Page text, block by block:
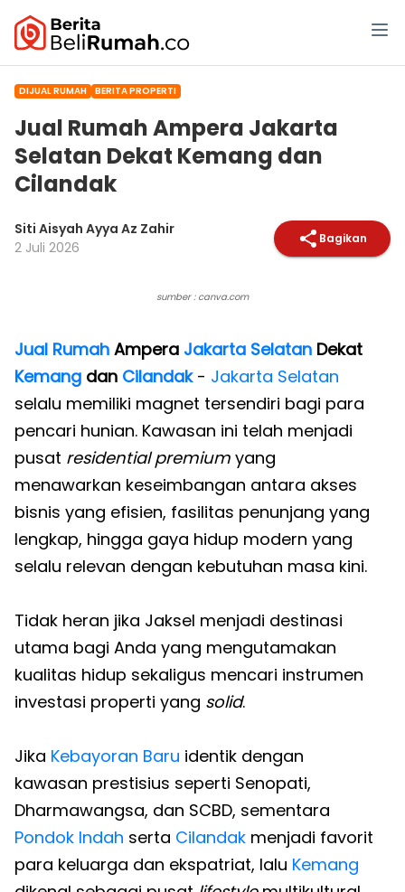
DIJUAL RUMAH BERITA PROPERTI
Jual Rumah Ampera Jakarta
Selatan Dekat Kemang dan
Cilandak
Siti Aisyah Ayya Az Zahir
2 Juli 2026
Bagikan
sumber : canva.com
Jual Rumah Ampera Jakarta Selatan Dekat
Kemang dan Cilandak- Jakarta Selatan
selalu memiliki magnet tersendiri bagi para
pencari hunian. Kawasan ini telah menjadi
pusat residential premium yang
menawarkan keseimbangan antara akses
bisnis yang efisien, fasilitas penunjang yang
lengkap, hingga gaya hidup modern yang
selalu relevan dengan kebutuhan masa kini.
Tidak heran jika Jaksel menjadi destinasi
utama bagi Anda yang mengutamakan
kualitas hidup sekaligus mencari instrumen
investasi properti yang solid.
Jika Kebayoran Baru identik dengan
kawasan prestisius seperti Senopati,
Dharmawangsa, dan SCBD, sementara
Pondok Indah serta Cilandak menjadi favorit
para keluarga dan ekspatriat, lalu Kemang